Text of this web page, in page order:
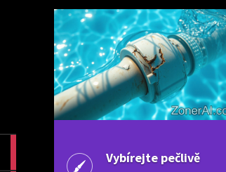
Vybírejte pečlivě